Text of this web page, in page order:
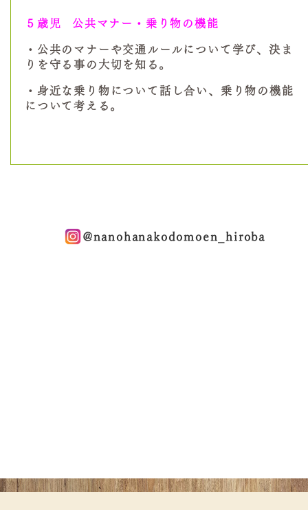
５歳児 公共マナー・乗り物の機能
・公共のマナーや交通ルールについて学び、決ま
りを守る事の大切を知る。
・身近な乗り物について話し合い、乗り物の機能
について考える。
@nanohanakodomoen_hiroba